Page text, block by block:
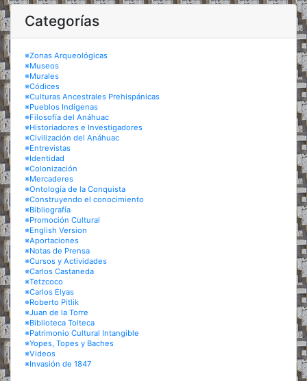
Categorías
※Zonas Arqueológicas
※Museos
※Murales
※Códices
※Culturas Ancestrales Prehispánicas
※Pueblos Indígenas
※Filosofía del Anáhuac
※Historiadores e Investigadores
※Civilización del Anáhuac
※Entrevistas
※Identidad
※Colonización
※Mercaderes
※Ontología de la Conquista
※Construyendo el conocimiento
※Bibliografía
※Promoción Cultural
※English Version
※Aportaciones
※Notas de Prensa
※Cursos y Actividades
※Carlos Castaneda
※Tetzcoco
※Carlos Elyas
※Roberto Pitlik
※Juan de la Torre
※Biblioteca Tolteca
※Patrimonio Cultural Intangible
※Yopes, Topes y Baches
※Videos
※Invasión de 1847